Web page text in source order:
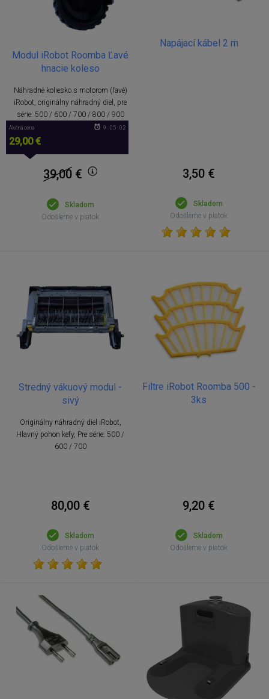
Modul iRobot Roomba Ľavé
hnacie koleso
Náhradné koliesko s motorom (ľavé)
iRobot, originálny náhradný diel, pre
série: 500 / 600 / 700 / 800 / 900
Akčná cena
29,00 €
9 : 05 : 02
39,00€
Skladom
Odošleme v piatok
Napájací kábel 2 m
3,50 €
Skladom
Odošleme v piatok
Stredný vákuový modul -
sivý
Originálny náhradný diel iRobot,
Hlavný pohon kefy, Pre série: 500 /
600 / 700
80,00 €
Skladom
Odošleme v piatok
Filtre iRobot Roomba 500 -
3ks
9,20 €
Skladom
Odošleme v piatok